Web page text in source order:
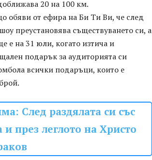
20 на 100 км.
обяви от ефира на Би Ти Ви, че след
преустановява съществуването си, а
е на 31 юли, когато изтича и
подарък за аудиторията си
всички подаръци, които е
След раздялата си със
през леглото на Христо